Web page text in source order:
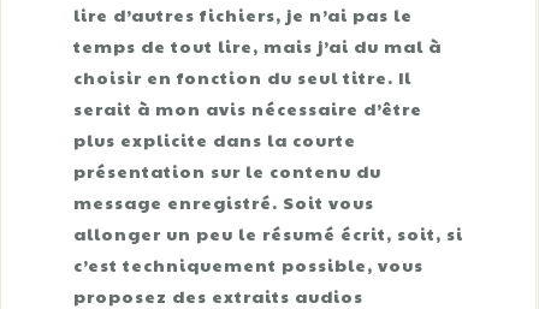
lire d’autres fichiers, je n’ai pas le
temps de tout lire, mais j’ai du mal à
choisir en fonction du seul titre. Il
serait à mon avis nécessaire d’être
plus explicite dans la courte
présentation sur le contenu du
message enregistré. Soit vous
allonger un peu le résumé écrit, soit, si
c’est techniquement possible, vous
proposez des extraits audios